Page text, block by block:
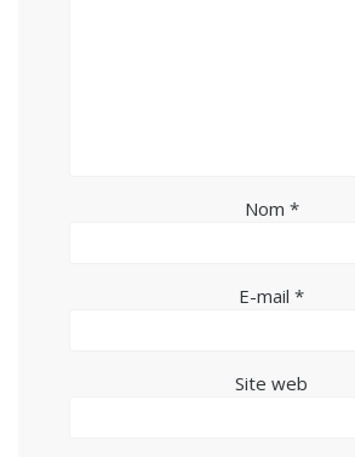
Nom *
E-mail *
Site web